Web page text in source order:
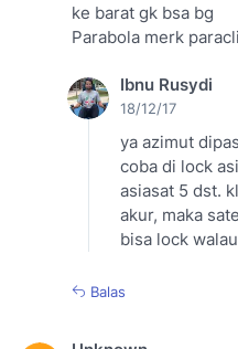
ke barat gk bsa bg
Parabola merk
Ibnu Rusydi
18/12/17
ya azimut
coba di lock
asiasat 5 dst.
akur, maka
bisa lock
Balas